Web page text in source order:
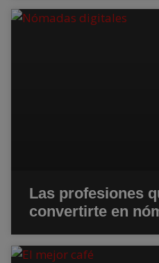
Las profesiones
convertirte en